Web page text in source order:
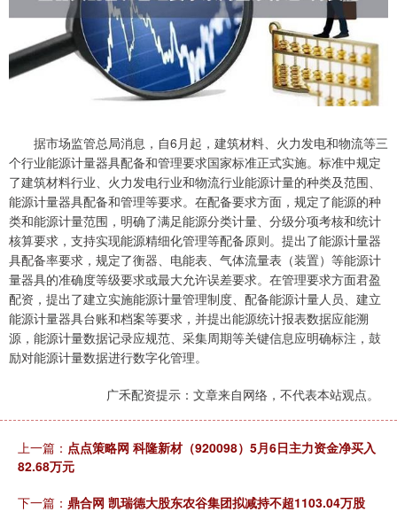
据市场监管总局消息，自6月起，建筑材料、火力发电和物流等三
个行业能源计量器具配备和管理要求国家标准正式实施。标准中规定
了建筑材料行业、火力发电行业和物流行业能源计量的种类及范围、
能源计量器具配备和管理等要求。在配备要求方面，规定了能源的种
类和能源计量范围，明确了满足能源分类计量、分级分项考核和统计
核算要求，支持实现能源精细化管理等配备原则。提出了能源计量器
具配备率要求，规定了衡器、电能表、气体流量表（装置）等能源计
量器具的准确度等级要求或最大允许误差要求。在管理要求方面君盈
配资，提出了建立实施能源计量管理制度、配备能源计量人员、建立
能源计量器具台账和档案等要求，并提出能源统计报表数据应能溯
源，能源计量数据记录应规范、采集周期等关键信息应明确标注，鼓
励对能源计量数据进行数字化管理。
广禾配资提示：文章来自网络，不代表本站观点。
上一篇： 点点策略网 科隆新材（920098）5月6日主力资金净买入
82.68万元
下一篇： 鼎合网 凯瑞德大股东农谷集团拟减持不超1103.04万股